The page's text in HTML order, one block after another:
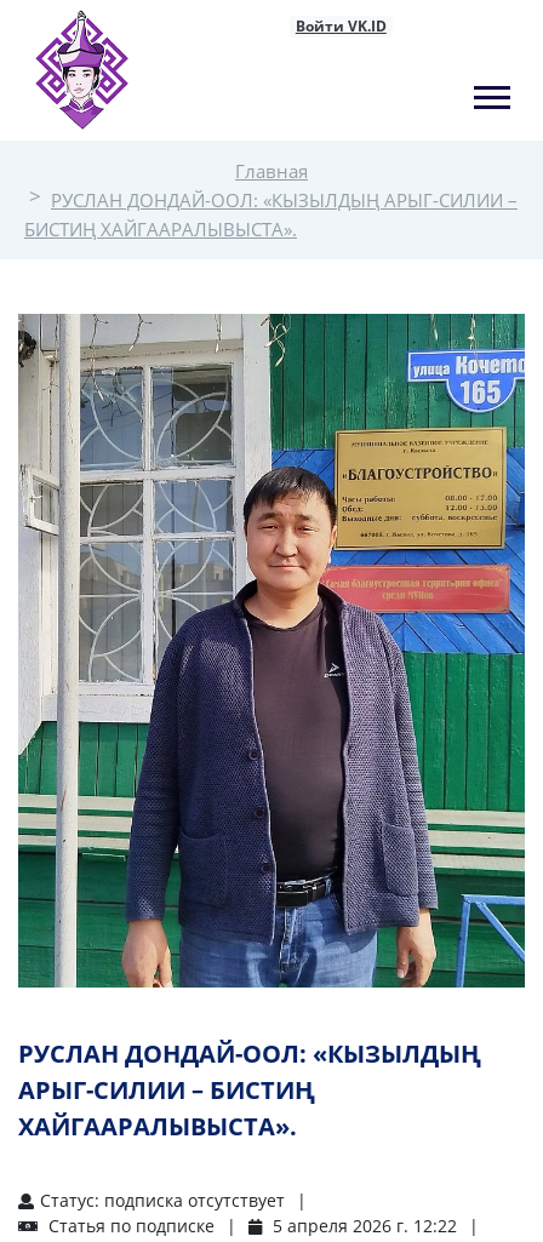
Войти VK.ID
Главная
РУСЛАН ДОНДАЙ-ООЛ: «КЫЗЫЛДЫҢ АРЫГ-СИЛИИ –
БИСТИҢ ХАЙГААРАЛЫВЫСТА».
РУСЛАН ДОНДАЙ-ООЛ: «КЫЗЫЛДЫҢ
АРЫГ-СИЛИИ – БИСТИҢ
ХАЙГААРАЛЫВЫСТА».
Статус: подписка отсутствует
Статья по подписке
5 апреля 2026 г. 12:22